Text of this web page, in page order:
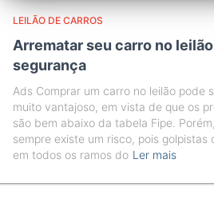
LEILÃO DE CARROS
Arrematar seu carro no
segurança
Ads Comprar um carro no leilão pode
muito vantajoso, em vista de que os
são bem abaixo da tabela Fipe. Porém,
sempre existe um risco, pois golpistas
em todos os ramos do Ler mais